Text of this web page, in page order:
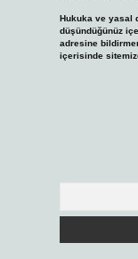
Hukuka ve yasal
düşündüğünüz
adresine
içerisinde